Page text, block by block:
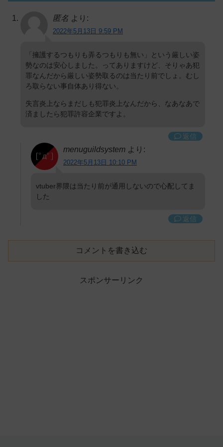
匿名 より:
2022年5月13日 9:59 PM
「擁護するつもりも弄るつもりも無い」という厳しい姿
勢なのは安心しました。ってありますけど、そりゃあ犯
罪なんだから厳しい姿勢取るのは当たり前でしょ。むし
ろ取らない事自体あり得ない。
失言炎上ならまだしも犯罪炎上なんだから、なあなあで
済ましたら犯罪許容企業ですよ。
返信
menuguildsystem より:
2022年5月13日 10:10 PM
vtuber界隈は当たり前が通用しないので心配してま
した
返信
コメントを書き込む
スポンサーリンク